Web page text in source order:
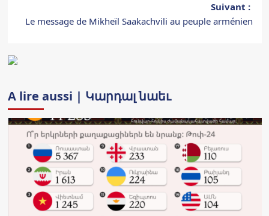
Suivant :
Le message de Mikheïl Saakachvili au peuple arménien
A lire aussi | Կարդալ նաեւ